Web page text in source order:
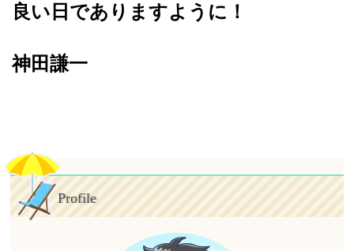
良い日でありますように！
神田謙一
Profile